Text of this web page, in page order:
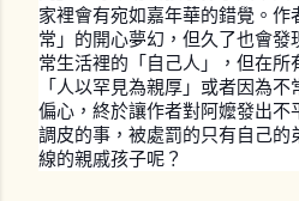
家裡會有宛如嘉年華的錯覺。作
常」的開心夢幻，但久了也會發
常生活裡的「自己人」，但在所
「人以罕見為親厚」或者因為
偏心，終於讓作者對阿嬤發出不
調皮的事，被處罰的只有自己的
線的親戚孩子呢？